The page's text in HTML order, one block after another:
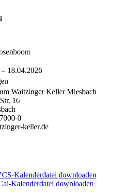
– 18.04.2026
Waitzinger Keller Miesbach
16
0
keller.de
Kalenderdatei downloaden
Kalenderdatei downloaden